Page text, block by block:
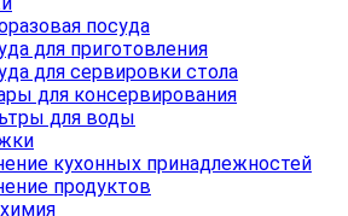
посуда
для приготовления
для сервировки стола
для консервирования
для воды
кухонных принадлежностей
продуктов